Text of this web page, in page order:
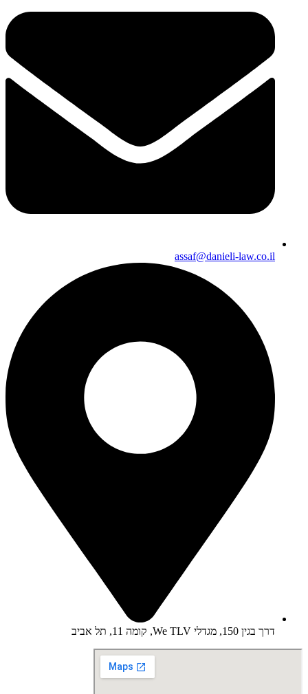
assaf@danieli-law.co.il
דרך בגין 150, מגדלי We TLV, קומה 11, תל אביב